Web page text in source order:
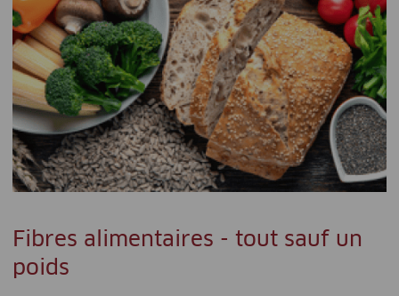
Fibres alimentaires - tout sauf un
poids